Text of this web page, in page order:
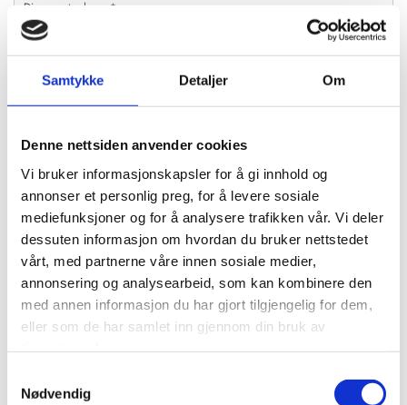
Samtykke Detaljer Om
Denne nettsiden anvender cookies
Vi bruker informasjonskapsler for å gi innhold og
annonser et personlig preg, for å levere sosiale
mediefunksjoner og for å analysere trafikken vår. Vi deler
dessuten informasjon om hvordan du bruker nettstedet
vårt, med partnerne våre innen sosiale medier,
annonsering og analysearbeid, som kan kombinere den
med annen informasjon du har gjort tilgjengelig for dem,
eller som de har samlet inn gjennom din bruk av
Nødvendig